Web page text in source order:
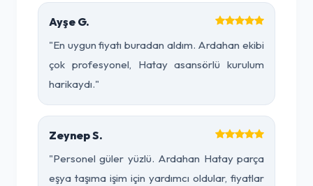
Ayşe G.
"En uygun fiyatı buradan aldım. Ardahan ekibi
çok profesyonel, Hatay asansörlü kurulum
harikaydı."
Zeynep S.
"Personel güler yüzlü. Ardahan Hatay parça
eşya taşıma işim için yardımcı oldular, fiyatlar